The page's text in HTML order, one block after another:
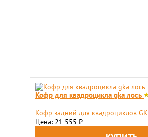
Кофр для квадроцикла gka лось
​Кофр задний для квадроциклов
Цена: 21 555 ₽